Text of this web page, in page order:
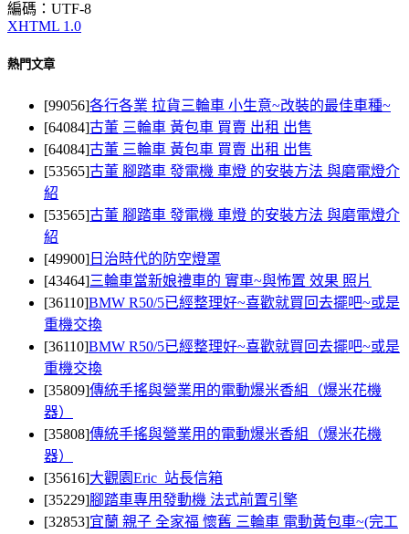
編碼：UTF-8
XHTML 1.0
熱門文章
[99056]各行各業 拉貨三輪車 小生意~改裝的最佳車種~
[64084]古董 三輪車 黃包車 買賣 出租 出售
[64084]古董 三輪車 黃包車 買賣 出租 出售
[53565]古董 腳踏車 發電機 車燈 的安裝方法 與磨電燈介
紹
[53565]古董 腳踏車 發電機 車燈 的安裝方法 與磨電燈介
紹
[49900] 日治時代的防空燈罩
[43464]三輪車當新娘禮車的 實車~與怖置 效果 照片
[36110]BMW R50/5已經整理好~喜歡就買回去擺吧~或是
重機交換
[36110]BMW R50/5已經整理好~喜歡就買回去擺吧~或是
重機交換
[35809]傳統手搖與營業用的電動爆米香組（爆米花機
器）
[35808]傳統手搖與營業用的電動爆米香組（爆米花機
器）
[35616]大觀園Eric 站長信箱
[35229]腳踏車專用發動機 法式前置引擎
[32853]宜蘭 親子 全家福 懷舊 三輪車 電動黃包車~(完工